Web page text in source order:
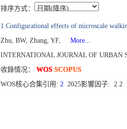
排序方式：
1.Configurational effects of microscale
Zhu, BW, Zhang, YF,
More...
INTERNATIONAL JOURNAL OF URBAN
收錄情况： WOS SCOPUS
WOS核心合集引用: 2 2025影響因子: